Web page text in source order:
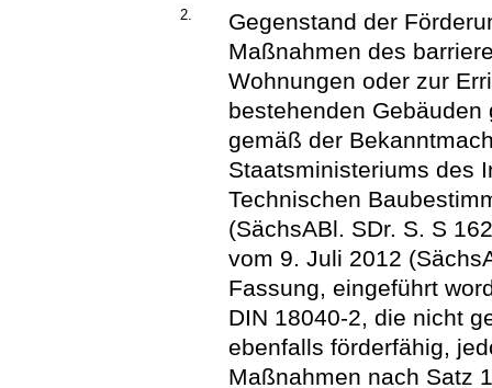
2.
Gegenstand der
Maßnahmen des
Wohnungen oder zur
bestehenden
gemäß der
Staatsministeriums des
Technischen
(SächsABl. SDr. S. S
vom 9. Juli 2012
Fassung, eingeführt
DIN 18040-2, die nicht
ebenfalls förderfähig,
Maßnahmen nach Satz